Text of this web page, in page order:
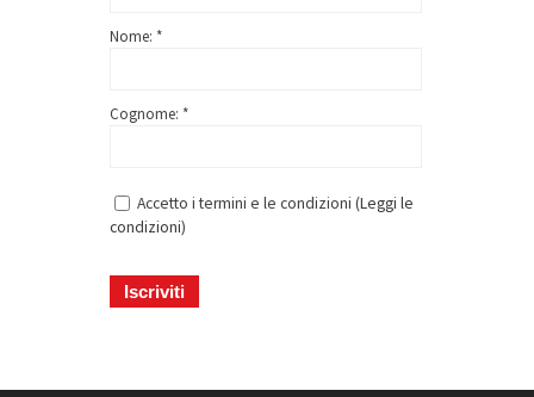
Nome: *
Cognome: *
Accetto i termini e le condizioni (Leggi le
condizioni)